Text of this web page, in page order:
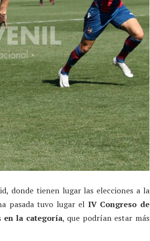
donde tienen lugar las elecciones a la
pasada tuvo lugar el IV Congreso de
en la categoría, que podrían estar más